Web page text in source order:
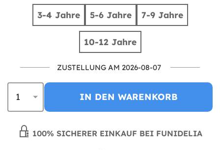
3-4 Jahre 5-6 Jahre 7-9 Jahre
10-12 Jahre
ZUSTELLUNG AM 2026-08-07
IN DEN WARENKORB
100% SICHERER EINKAUF BEI FUNIDELIA